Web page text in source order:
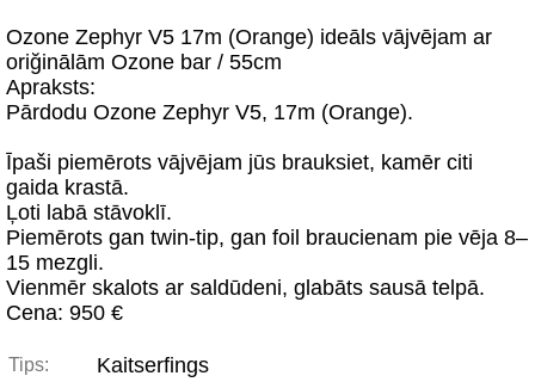
Ozone Zephyr V5 17m (Orange) ideāls vājvējam ar
oriğinālām Ozone bar / 55cm
Apraksts:
Pārdodu Ozone Zephyr V5, 17m (Orange).
Īpaši piemērots vājvējam jūs brauksiet, kamēr citi
gaida krastā.
Ļoti labā stāvoklī.
Piemērots gan twin-tip, gan foil braucienam pie vēja 8–
15 mezgli.
Vienmēr skalots ar saldūdeni, glabāts sausā telpā.
Cena: 950 €
Tips: Kaitserfings